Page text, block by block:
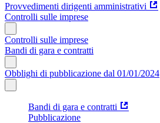
Provvedimenti dirigenti amministrativi
Controlli sulle imprese
Controlli sulle imprese
Bandi di gara e contratti
Obblighi di pubblicazione dal 01/01/2024
Bandi di gara e contratti
Pubblicazione